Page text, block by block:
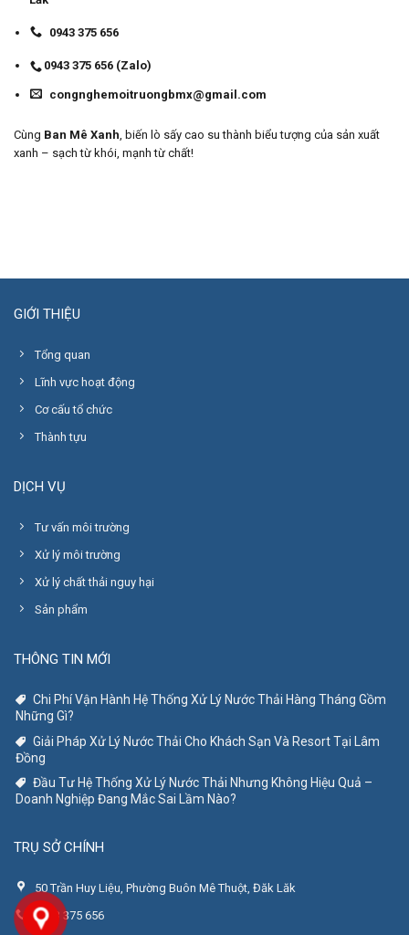
0943 375 656
0943 375 656 (Zalo)
congnghemoitruongbmx@gmail.com
Cùng Ban Mê Xanh, biến lò sấy cao su thành biểu tượng của sản xuất
xanh – sạch từ khói, mạnh từ chất!
GIỚI THIỆU
Tổng quan
Lĩnh vực hoạt động
Cơ cấu tổ chức
Thành tựu
DỊCH VỤ
Tư vấn môi trường
Xử lý môi trường
Xử lý chất thải nguy hại
Sản phẩm
THÔNG TIN MỚI
Chi Phí Vận Hành Hệ Thống Xử Lý Nước Thải Hàng Tháng Gồm
Những Gì?
Giải Pháp Xử Lý Nước Thải Cho Khách Sạn Và Resort Tại Lâm
Đồng
Đầu Tư Hệ Thống Xử Lý Nước Thải Nhưng Không Hiệu Quả –
Doanh Nghiệp Đang Mắc Sai Lầm Nào?
TRỤ SỞ CHÍNH
50 Trần Huy Liệu, Phường Buôn Mê Thuột, Đăk Lăk
0943 375 656